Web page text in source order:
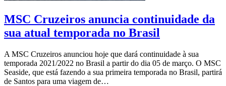
MSC Cruzeiros anuncia continuidade da
sua atual temporada no Brasil
A MSC Cruzeiros anunciou hoje que dará continuidade à sua
temporada 2021/2022 no Brasil a partir do dia 05 de março. O MSC
Seaside, que está fazendo a sua primeira temporada no Brasil, partirá
de Santos para uma viagem de…